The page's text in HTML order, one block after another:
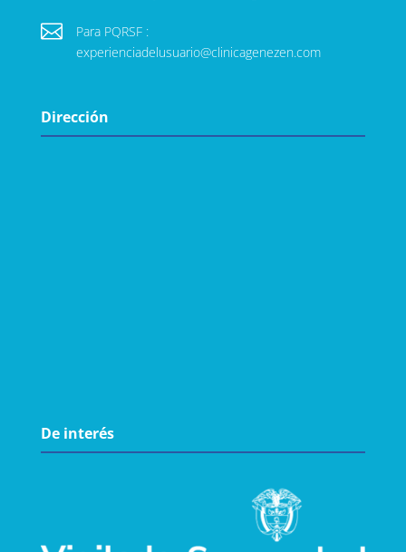

Para PQRSF :
experienciadelusuario@clinicagenezen.com
Dirección
De interés